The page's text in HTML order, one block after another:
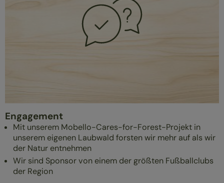
Engagement
Mit unserem Mobello-Cares-for-Forest-Projekt in
unserem eigenen Laubwald forsten wir mehr auf als wir
der Natur entnehmen
Wir sind Sponsor von einem der größten Fußballclubs
der Region